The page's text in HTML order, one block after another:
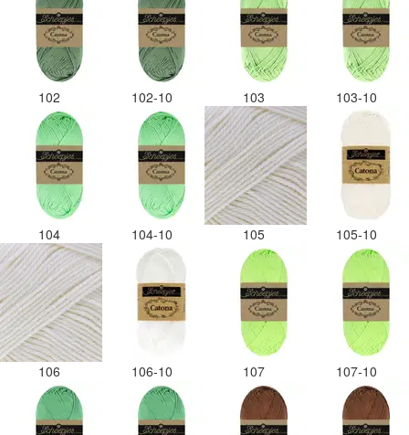
102 102-10 103 103-10
104 104-10 105 105-10
106 106-10 107 107-10